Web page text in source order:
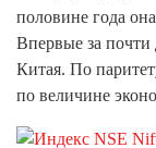
половине года
Впервые за почти
Китая. По
по величине